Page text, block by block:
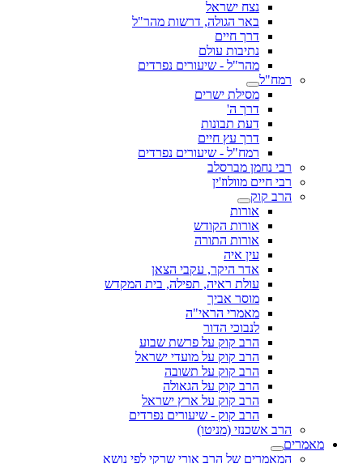
נצח ישראל
באר הגולה, דרשות מהר"ל
דרך חיים
נתיבות עולם
מהר"ל - שיעורים נפרדים
רמח"ל
מסילת ישרים
דרך ה'
דעת תבונות
דרך עץ חיים
רמח"ל - שיעורים נפרדים
רבי נחמן מברסלב
רבי חיים מוולוז'ין
הרב קוק
אורות
אורות הקודש
אורות התורה
עין איה
אדר היקר, עקבי הצאן
עולת ראיה, תפילה, בית המקדש
מוסר אביך
מאמרי הראי"ה
לנבוכי הדור
הרב קוק על פרשת שבוע
הרב קוק על מועדי ישראל
הרב קוק על תשובה
הרב קוק על הגאולה
הרב קוק על ארץ ישראל
הרב קוק - שיעורים נפרדים
הרב אשכנזי (מניטו)
מאמרים
המאמרים של הרב אורי שרקי לפי נושא